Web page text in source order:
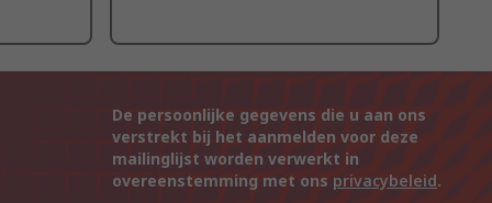
De persoonlijke gegevens die u aan ons
verstrekt bij het aanmelden voor deze
mailinglijst worden verwerkt in
overeenstemming met ons privacybeleid.